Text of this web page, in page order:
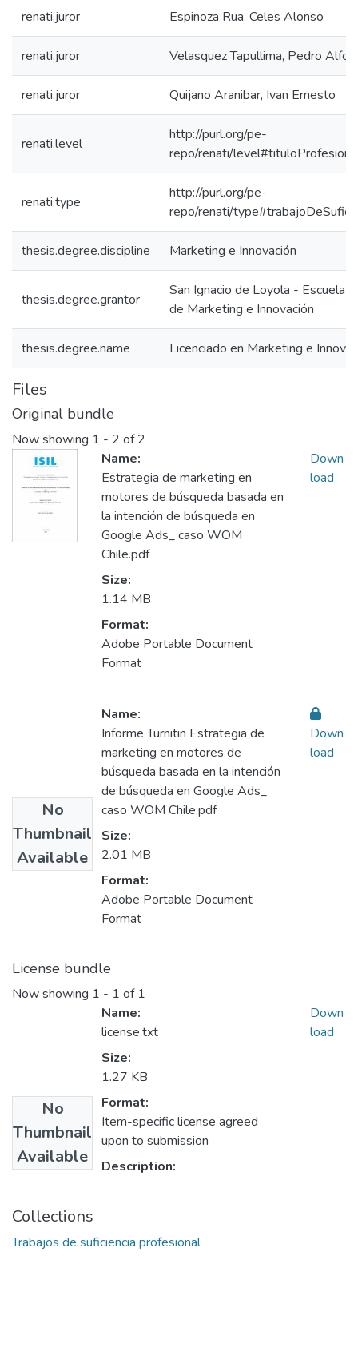
renati.juror Espinoza Rua, Celes Alonso
renati.juror Velasquez Tapullima, Pedro
renati.juror Quijano Aranibar, Ivan Ernesto
renati.level
http://purl.org/pe-
repo/renati/
renati.type
http://purl.org/pe-
repo/renati/
thesis.degree.discipline Marketing e Innovación
thesis.degree.grantor
San Ignacio de Loyola - Escuela
de Marketing e Innovación
thesis.degree.name Licenciado en Marketing e
Files
Original bundle
Now showing 1 - 2 of 2
Name:
Estrategia de marketing en
motores de búsqueda basada en
la intención de búsqueda en
Google Ads_ caso WOM
Chile.pdf
Size:
1.14 MB
Format:
Adobe Portable Document
Format
Down
load
No
Thumbnail
Available
Name:
Informe Turnitin Estrategia de
marketing en motores de
búsqueda basada en la intención
de búsqueda en Google Ads_
caso WOM Chile.pdf
Size:
2.01 MB
Format:
Adobe Portable Document
Format
Down
load
License bundle
Now showing 1 - 1 of 1
No
Thumbnail
Available
Name:
license.txt
Size:
1.27 KB
Format:
Item-specific license agreed
upon to submission
Description:
Down
load
Collections
Trabajos de suficiencia profesional